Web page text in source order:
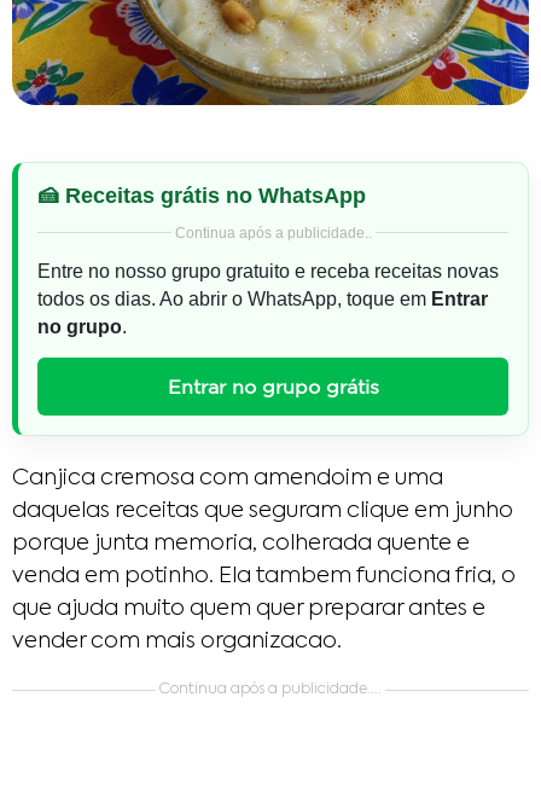
🍰 Receitas grátis no WhatsApp
Continua após a publicidade..
Entre no nosso grupo gratuito e receba receitas novas
todos os dias. Ao abrir o WhatsApp, toque em Entrar
no grupo.
Entrar no grupo grátis
Canjica cremosa com amendoim e uma
daquelas receitas que seguram clique em junho
porque junta memoria, colherada quente e
venda em potinho. Ela tambem funciona fria, o
que ajuda muito quem quer preparar antes e
vender com mais organizacao.
Continua após a publicidade....